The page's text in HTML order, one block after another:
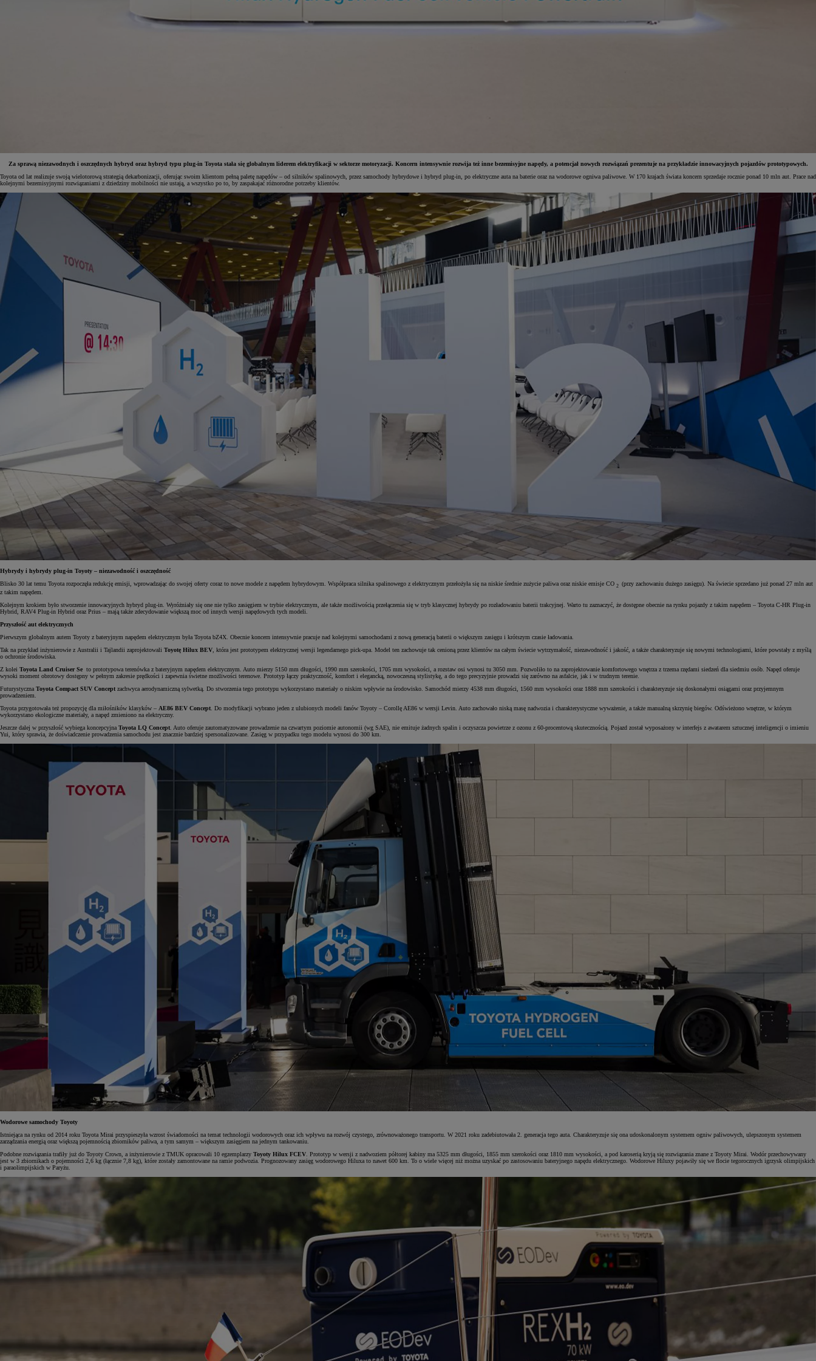
Od81 900 zł
Od105 300 zł
Corolla Hatchback
HYBRID
Za sprawą niezawodnych i oszczędnych hybryd oraz hybryd typu plug-in Toyota stała się globalnym liderem elektryfikacji w sektorze motoryzacji. Koncern intensywnie rozwija też inne bezemisyjne napędy, a potencjał nowych rozwiązań prezentuje na przykładzie innowacyjnych pojazdów prototypowych.
Toyota od lat realizuje swoją wielotorową strategią dekarbonizacji, oferując swoim klientom pełną paletę napędów – od silników spalinowych, przez samochody hybrydowe i hybryd plug-in, po elektryczne auta na baterie oraz na wodorowe ogniwa paliwowe. W 170 krajach świata koncern sprzedaje rocznie ponad 10 mln aut. Prace nad
kolejnymi bezemisyjnymi rozwiązaniami z dziedziny mobilności nie ustają, a wszystko po to, by zaspakajać różnorodne potrzeby klientów.
Hybrydy i hybrydy plug-in Toyoty – niezawodność i oszczędność
Blisko 30 lat temu Toyota rozpoczęła redukcję emisji, wprowadzając do swojej oferty coraz to nowe modele z napędem hybrydowym. Współpraca silnika spalinowego z elektrycznym przełożyła się na niskie średnie zużycie paliwa oraz niskie emisje CO 2 (przy zachowaniu dużego zasięgu). Na świecie sprzedano już ponad 27 mln aut
z takim napędem.
Kolejnym krokiem było stworzenie innowacyjnych hybryd plug-in. Wyróżniały się one nie tylko zasięgiem w trybie elektrycznym, ale także możliwością przełączenia się w tryb klasycznej hybrydy po rozładowaniu baterii trakcyjnej. Warto tu zaznaczyć, że dostępne obecnie na rynku pojazdy z takim napędem – Toyota C-HR Plug-in
Hybrid, RAV4 Plug-in Hybrid oraz Prius – mają także zdecydowanie większą moc od innych wersji napędowych tych modeli.
Przyszłość aut elektrycznych
Pierwszym globalnym autem Toyoty z bateryjnym napędem elektrycznym była Toyota bZ4X. Obecnie koncern intensywnie pracuje nad kolejnymi samochodami z nową generacją baterii o większym zasięgu i krótszym czasie ładowania.
Tak na przykład inżynierowie z Australii i Tajlandii zaprojektowali Toyotę Hilux BEV , która jest prototypem elektrycznej wersji legendarnego pick-upa. Model ten zachowuje tak cenioną przez klientów na całym świecie wytrzymałość, niezawodność i jakość, a także charakteryzuje się nowymi technologiami, które powstały z myślą
o ochronie środowiska.
Z kolei Toyota Land Cruiser Se to prototypowa terenówka z bateryjnym napędem elektrycznym. Auto mierzy 5150 mm długości, 1990 mm szerokości, 1705 mm wysokości, a rozstaw osi wynosi tu 3050 mm. Pozwoliło to na zaprojektowanie komfortowego wnętrza z trzema rzędami siedzeń dla siedmiu osób. Napęd oferuje
wysoki moment obrotowy dostępny w pełnym zakresie prędkości i zapewnia świetne możliwości terenowe. Prototyp łączy praktyczność, komfort i elegancką, nowoczesną stylistykę, a do tego precyzyjnie prowadzi się zarówno na asfalcie, jak i w trudnym terenie.
Futurystyczna Toyota Compact SUV Concept zachwyca aerodynamiczną sylwetką. Do stworzenia tego prototypu wykorzystano materiały o niskim wpływie na środowisko. Samochód mierzy 4538 mm długości, 1560 mm wysokości oraz 1888 mm szerokości i charakteryzuje się doskonałymi osiągami oraz przyjemnym
prowadzeniem.
Toyota przygotowała też propozycję dla miłośników klasyków – AE86 BEV Concept . Do modyfikacji wybrano jeden z ulubionych modeli fanów Toyoty – Corollę AE86 w wersji Levin. Auto zachowało niską masę nadwozia i charakterystyczne wyważenie, a także manualną skrzynię biegów. Odświeżono wnętrze, w którym
wykorzystano ekologiczne materiały, a napęd zmieniono na elektryczny.
Jeszcze dalej w przyszłość wybiega koncepcyjna Toyota LQ Concept . Auto oferuje zautomatyzowane prowadzenie na czwartym poziomie autonomii (wg SAE), nie emituje żadnych spalin i oczyszcza powietrze z ozonu z 60-procentową skutecznością. Pojazd został wyposażony w interfejs z awatarem sztucznej inteligencji o imieniu
Yui, który sprawia, że doświadczenie prowadzenia samochodu jest znacznie bardziej spersonalizowane. Zasięg w przypadku tego modelu wynosi do 300 km.
Wodorowe samochody Toyoty
Istniejąca na rynku od 2014 roku Toyota Mirai przyspieszyła wzrost świadomości na temat technologii wodorowych oraz ich wpływu na rozwój czystego, zrównoważonego transportu. W 2021 roku zadebiutowała 2. generacja tego auta. Charakteryzuje się ona udoskonalonym systemem ogniw paliwowych, ulepszonym systemem
zarządzania energią oraz większą pojemnością zbiorników paliwa, a tym samym – większym zasięgiem na jednym tankowaniu.
Podobne rozwiązania trafiły już do Toyoty Crown, a inżynierowie z TMUK opracowali 10 egzemplarzy Toyoty Hilux FCEV . Prototyp w wersji z nadwoziem półtorej kabiny ma 5325 mm długości, 1855 mm szerokości oraz 1810 mm wysokości, a pod karoserią kryją się rozwiązania znane z Toyoty Mirai. Wodór przechowywany
jest w 3 zbiornikach o pojemności 2,6 kg (łącznie 7,8 kg), które zostały zamontowane na ramie podwozia. Prognozowany zasięg wodorowego Hiluxa to nawet 600 km. To o wiele więcej niż można uzyskać po zastosowaniu bateryjnego napędu elektrycznego. Wodorowe Hiluxy pojawiły się we flocie tegorocznych igrzysk olimpijskich
i paraolimpijskich w Paryżu.